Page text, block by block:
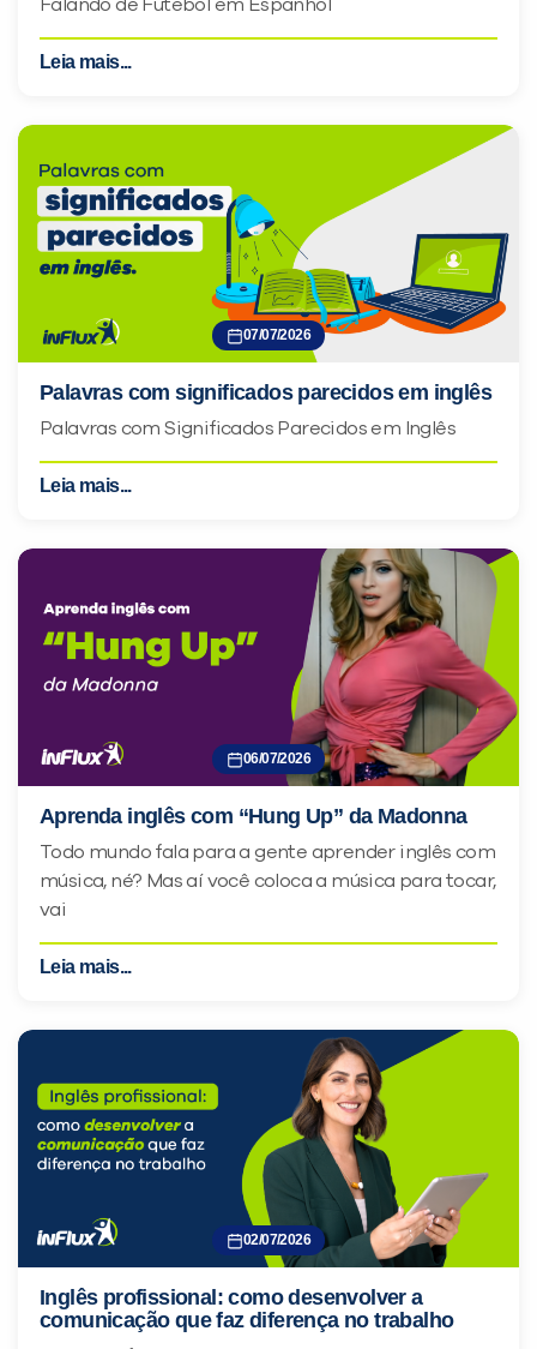
Falando de Futebol em Espanhol
Leia mais...
07/07/2026
Palavras com significados parecidos em inglês
Palavras com Significados Parecidos em Inglês
Leia mais...
06/07/2026
Aprenda inglês com “Hung Up” da Madonna
Todo mundo fala para a gente aprender inglês com
música, né? Mas aí você coloca a música para tocar,
vai
Leia mais...
02/07/2026
Inglês profissional: como desenvolver a
comunicação que faz diferença no trabalho